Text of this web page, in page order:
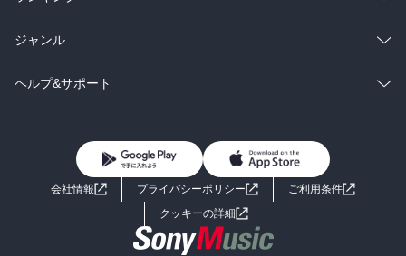
BL・TL
雑誌・グラビア
BL・TL
ラノベ
雑誌・グラビア
総合
ラノベ
ジャンル
コミック
ライトノベル 男子向けラノベ
小説
海外小説
ヘルプ&サポート
よくあるご質問 お問い合わせ
会社情報 プライバシーポリシー
ご利用条件
クッキーの詳細